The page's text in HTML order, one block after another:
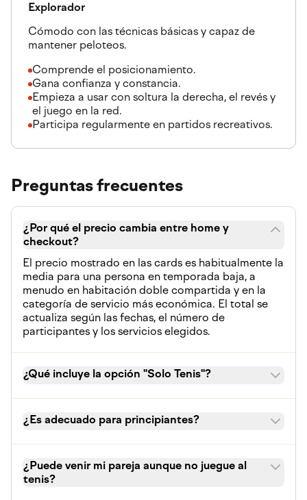
Explorador
Cómodo con las técnicas básicas y capaz de
mantener peloteos.
Comprende el posicionamiento.
Gana confianza y constancia.
Empieza a usar con soltura la derecha, el revés y
el juego en la red.
Participa regularmente en partidos recreativos.
Preguntas frecuentes
¿Por qué el precio cambia entre home y
checkout?
El precio mostrado en las cards es habitualmente la
media para una persona en temporada baja, a
menudo en habitación doble compartida y en la
categoría de servicio más económica. El total se
actualiza según las fechas, el número de
participantes y los servicios elegidos.
¿Qué incluye la opción "Solo Tenis"?
¿Es adecuado para principiantes?
¿Puede venir mi pareja aunque no juegue al
tenis?